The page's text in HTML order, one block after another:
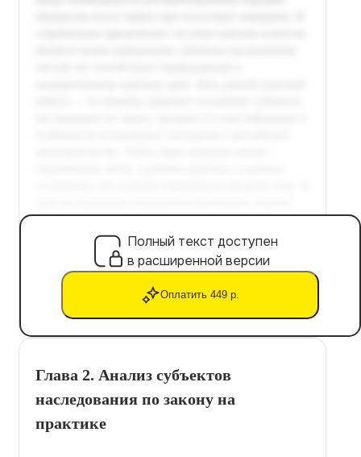
Полный текст доступен
в расширенной версии
Оплатить 449 р.
Глава 2. Анализ субъектов
наследования по закону на
практике